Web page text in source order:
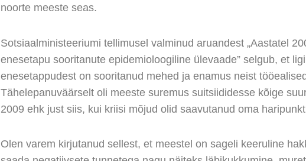
noorte meeste seas.
Sotsiaalministeeriumi tellimusel valminud aruandest „Aastatel
enesetapu sooritanute epidemioloogiline ülevaade” selgub, et
enesetappudest on sooritanud mehed ja enamus neist
Tähelepanuväärselt oli meeste suremus suitsiididesse kõige
2009 ehk just siis, kui kriisi mõjud olid saavutanud oma
Olen varem kirjutanud sellest, et meestel on sageli keeruline